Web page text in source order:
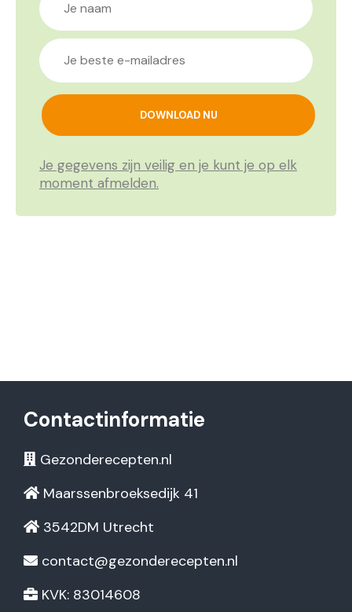
Je gegevens zijn veilig en je kunt je op elk
moment afmelden.
Contactinformatie
Gezonderecepten.nl
Maarssenbroeksedijk 41
3542DM Utrecht
contact@gezonderecepten.nl
KVK: 83014608